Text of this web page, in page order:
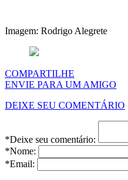
Imagem: Rodrigo Alegrete
COMPARTILHE
ENVIE PARA UM AMIGO
DEIXE SEU COMENTÁRIO
*Deixe seu comentário:
*Nome:
*Email: